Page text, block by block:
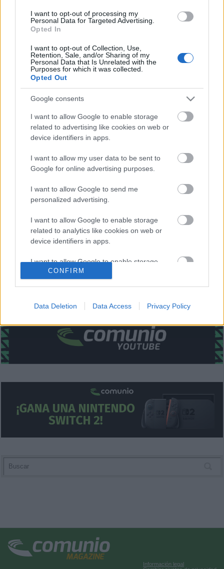
I want to opt-out of processing my
Personal Data for Targeted Advertising.
Opted In
I want to opt-out of Collection, Use,
Retention, Sale, and/or Sharing of my
Personal Data that Is Unrelated with the
Purposes for which it was collected.
Opted Out
Google consents
I want to allow Google to enable storage
related to advertising like cookies on web or
device identifiers in apps.
I want to allow my user data to be sent to
Google for online advertising purposes.
I want to allow Google to send me
personalized advertising.
I want to allow Google to enable storage
related to analytics like cookies on web or
device identifiers in apps.
I want to allow Google to enable storage
related to functionality of the website or app.
related to personalization.
I want to allow Google to enable storage
related to security, including authentication
functionality and fraud prevention, and other
CONFIRM
Data Deletion Data Access Privacy Policy
como Joaquín, Isak o Hazard. ¡A
pujar!
Posible alineación Sevilla
Alineación:Bono – Jesús Navas, Koundé, Diego Carlos
(Sergi Gómez), Acuña – Fernando, Rakitic, Joan Jordán
Estos jugadores son baja:Escudero (luxación codo),
Óscar Rodríguez (lesión muscular), Gudelj (sancionado).
Estos jugadores son duda:
molestias del partido de Copa y podría tener descanso.
Posibles rotaciones en otros puestos por el desgaste de la
Copa. Oliver Torres tiene muchas opciones de entrar en el
once titular por Rakitic o Joan Jordán. Diego Carlos está
recuperado del COVID-19 y podría volver al equipo.
¿Aún no juegas a Comunio? Regístrate, ¡gratis!
Información legal